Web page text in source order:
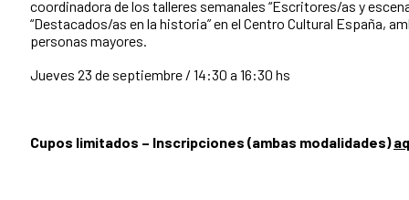
coordinadora de los talleres semanales “Escritores/as y
“Destacados/as en la historia” en el Centro Cultural España,
personas mayores.
Jueves 23 de septiembre / 14:30 a 16:30 hs
Cupos limitados – Inscripciones (ambas modalidades)